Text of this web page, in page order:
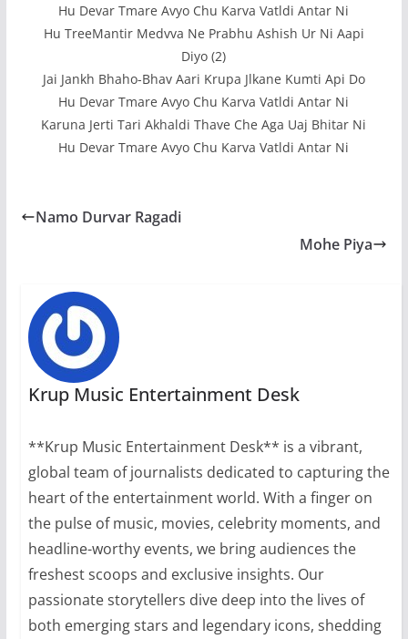
Hu Devar Tmare Avyo Chu Karva Vatldi Antar Ni
Hu TreeMantir Medvva Ne Prabhu Ashish Ur Ni Aapi
Diyo (2)
Jai Jankh Bhaho-Bhav Aari Krupa Jlkane Kumti Api Do
Hu Devar Tmare Avyo Chu Karva Vatldi Antar Ni
Karuna Jerti Tari Akhaldi Thave Che Aga Uaj Bhitar Ni
Hu Devar Tmare Avyo Chu Karva Vatldi Antar Ni
Namo Durvar Ragadi
Mohe Piya
Krup Music Entertainment Desk
**Krup Music Entertainment Desk** is a vibrant,
global team of journalists dedicated to capturing the
heart of the entertainment world. With a finger on
the pulse of music, movies, celebrity moments, and
headline-worthy events, we bring audiences the
freshest scoops and exclusive insights. Our
passionate storytellers dive deep into the lives of
both emerging stars and legendary icons, shedding